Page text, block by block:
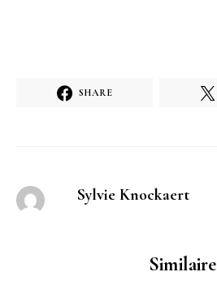
SHARE
Sylvie Knockaert
Similaire